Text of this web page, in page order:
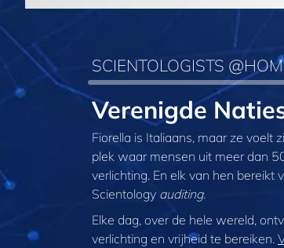
SCIENTOLOGISTS
Verenigde
Fiorella is Italiaans, maar ze voelt
plek waar mensen uit meer dan
verlichting. En elk van hen bereikt
Scientology auditing.
Elke dag, over de hele wereld,
verlichting en vrijheid te bereiken.